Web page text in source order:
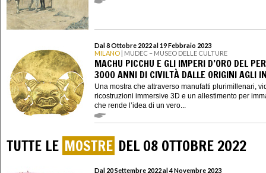
Dal 8 Ottobre 2022 al 19 Febbraio 2023
MILANO | MUDEC – MUSEO DELLE CULTURE
MACHU PICCHU E GLI IMPERI D’ORO DEL
3000 ANNI DI CIVILTÀ DALLE ORIGINI AGLI
Una mostra che attraverso manufatti plurimillenari,
ricostruzioni immersive 3D e un allestimento per
che rende l’idea di un vero...
TUTTE LE MOSTRE DEL 08 OTTOBRE 2022
Dal 20 Settembre 2022 al 4 Novembre 2023